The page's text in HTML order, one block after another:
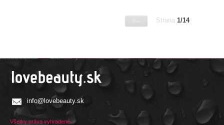
Strana 1/14
info@lovebeauty.sk
Všetky práva vyhradené.